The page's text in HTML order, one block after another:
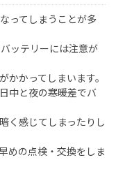
ってしまうことが多
ッテリーには注意が
かってしまいます。
中と夜の寒暖差でバ
く感じてしまったりし
めの点検・交換をしま